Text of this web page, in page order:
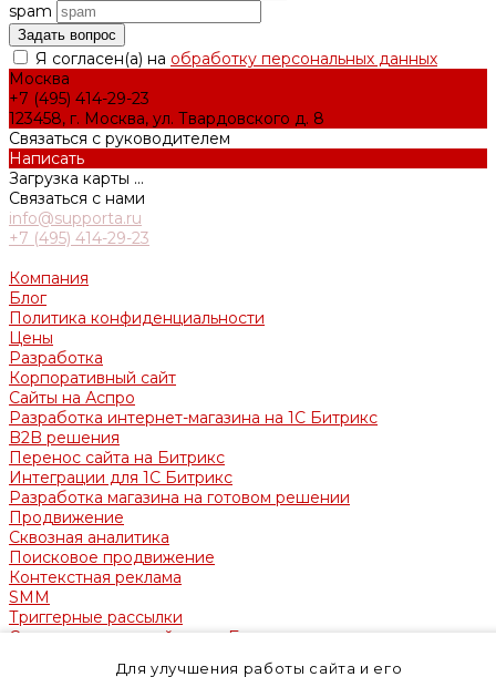
spam
Я согласен(а) на обработку персональных данных
Москва
+7 (495) 414-29-23
123458, г. Москва, ул. Твардовского д. 8
Связаться с руководителем
Написать
Загрузка карты ...
Связаться с нами
info@supporta.ru
+7 (495) 414-29-23
Компания
Блог
Политика конфиденциальности
Цены
Разработка
Корпоративный сайт
Сайты на Аспро
Разработка интернет-магазина на 1С Битрикс
B2B решения
Перенос сайта на Битрикс
Интеграции для 1С Битрикс
Разработка магазина на готовом решении
Продвижение
Сквозная аналитика
Поисковое продвижение
Контекстная реклама
SMM
Триггерные рассылки
Сопровождение сайтов на Битрикс
Для улучшения работы сайта и его